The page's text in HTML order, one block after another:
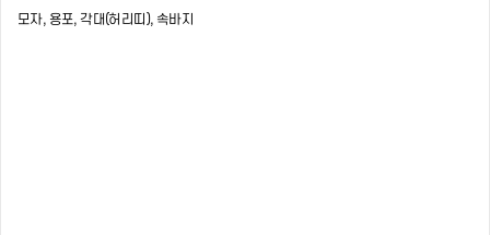
모자, 용포, 각대(허리띠), 속바지